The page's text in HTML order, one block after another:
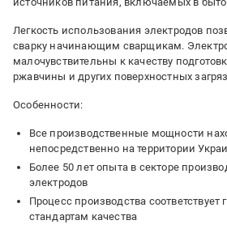
Легкость использования электродов
сварку начинающим сварщикам.
малочувствительны к качеству
ржавчины и других поверхностных
Особенности:
Все производственные мощности
непосредственно на территории
Более 50 лет опыта в секторе
электродов
Процесс производства соответствует
стандартам качества